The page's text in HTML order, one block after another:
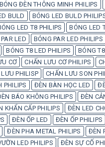
BÓNG ĐÈN THÔNG MINH PHILIPS
BULD BÓNG LED BULD
LED T8 PHILIPS BÓNG LED
LED BÓNG PAR LED PHILIPS
BÓNG T8 LED PHILIPS BÓNG
CƠ CHẤN LƯU CƠ PHILIPS
PHILISP CHẤN LƯU SON
PHILIPS ĐÈN BÀN HỌC LED
BÁO KHÔNG PHILIPS ĐÈN
KHẨN CẤP PHILIPS ĐÈN LED
ĐÈN ỐP LED ĐÈN ỐP PHILIPS
ĐÈN PHA METAL PHILIPS ĐÈN
LED PHILIPS ĐÈN SỰ CỐ